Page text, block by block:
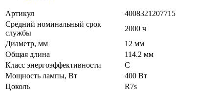
Артикул
4008321207715
Средний номинальный срок
службы
2000 ч
Диаметр, мм
12 мм
Общая длина
114.2 мм
Класс энергоэффективности
C
Мощность лампы, Вт
400 Вт
Цоколь
R7s